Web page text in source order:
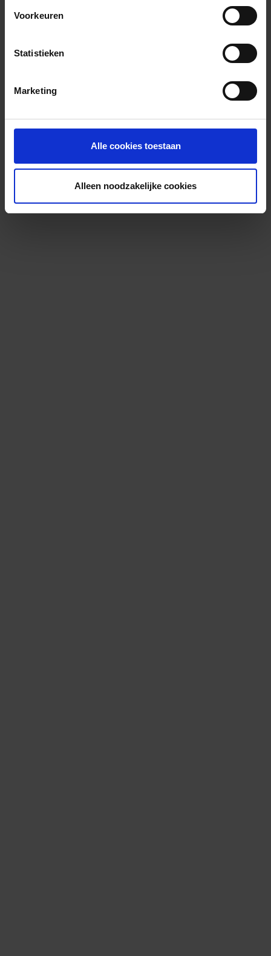
Voorkeuren
Statistieken
Marketing
Alle cookies toestaan
Alleen noodzakelijke cookies